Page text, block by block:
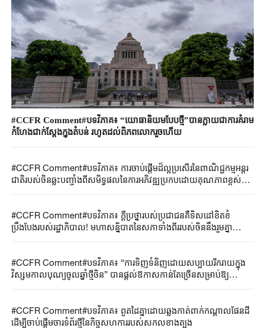
#CCFR Comment#បទវិភាគ៖ “យោធានិយមបែបថ្មី”បានក្លាយជាការគំរាម
កំហែងជាក់ស្តែងក្នុងតំបន់ រហូតដល់ពិភពលោករួចហើយ
#CCFR Comment#បទវិភាគ៖ ការចាប់ផ្តើមដ៏ល្អប្រសើរនៃពាណិជ្ជកម្មអន្តរ
ជាតិរបស់ចិនឆ្លុះបញ្ចាំងពីសមិទ្ធផលនៃការអភិវឌ្ឍប្រកបដោយគុណភាពខ្ពស់
#CCFR Comment#បទវិភាគ៖ ក្តីប្រថ្នារបស់ប្រជាជនគឺទិសដៅខិតខំ
ប្រឹងបែងរបស់រដ្ឋាភិបាល! មហាសន្និបាតនៃសភាទាំងពីររបស់ចិននឹងរួមគ្នា
#CCFR Comment#បទវិភាគ៖ “ការទិញទំនិញដោយសប្បាយរីករាយក្នុង
វិស្សមកាលបុណ្យចូលឆ្នាំថ្មីចិន” បានផ្តល់ឱកាសកាន់តែច្រើនសម្រាប់ឱ្យ
#CCFR Comment#បទវិភាគ៖ ពួតដៃគ្នាដោយឆ្លងកាត់ពាក់កណ្តាលផែនដី
ដើម្បីចាប់ផ្តើមចារទំព័រថ្មីនៃកិច្ចសហការរបស់សកលខាងត្បូង